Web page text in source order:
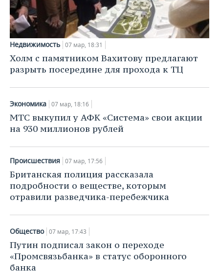
Недвижимость 07 мар, 18:31
Холм с памятником Вахитову предлагают
разрыть посередине для прохода к ТЦ
Экономика 07 мар, 18:16
МТС выкупил у АФК «Система» свои акции
на 930 миллионов рублей
Происшествия 07 мар, 17:56
Британская полиция рассказала
подробности о веществе, которым
отравили разведчика-перебежчика
Общество 07 мар, 17:43
Путин подписал закон о переходе
«Промсвязьбанка» в статус оборонного
банка